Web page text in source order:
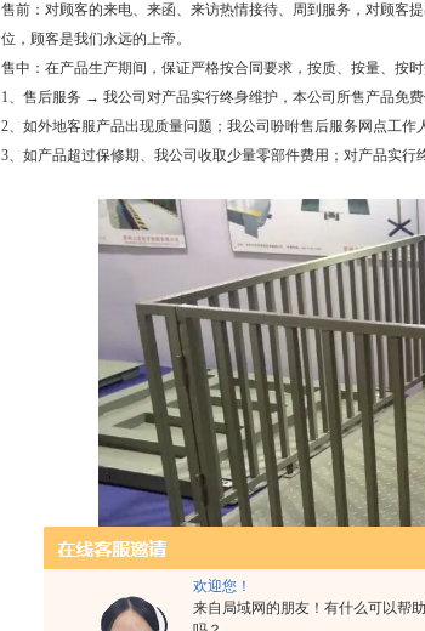
欢迎您！
来自局域网的朋友！有什么可以帮
售前：对顾客的来电、来函、来访热情接待、周到服务，对顾客
位，顾客是我们永远的上帝。
售中：在产品生产期间，保证严格按合同要求，按质、按量、按时
1、售后服务 → 我公司对产品实行终身维护，本公司所售产品免费
2、如外地客服产品出现质量问题；我公司吩咐售后服务网点工作
3、如产品超过保修期、我公司收取少量零部件费用；对产品实行